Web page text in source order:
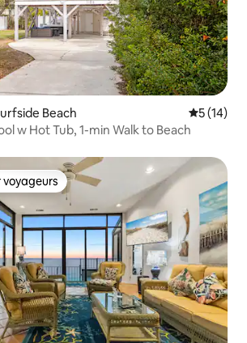
Beach
5 (14)
w Hot Tub, 1-min Walk to Beach
les plus appréciés